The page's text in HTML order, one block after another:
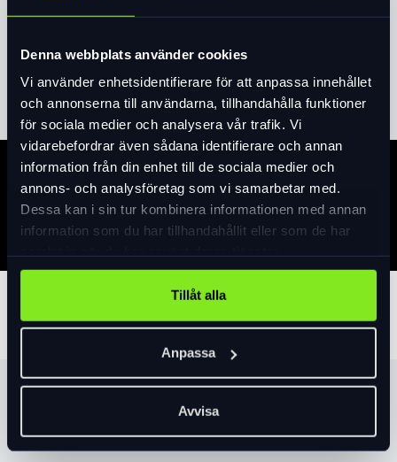
Denna webbplats använder cookies
Vi använder enhetsidentifierare för att anpassa innehållet
och annonserna till användarna, tillhandahålla funktioner
för sociala medier och analysera vår trafik. Vi
vidarebefordrar även sådana identifierare och annan
information från din enhet till de sociala medier och
annons- och analysföretag som vi samarbetar med.
Dessa kan i sin tur kombinera informationen med annan
information som du har tillhandahållit eller som de har
Tillåt alla
Anpassa
Avvisa
Produktinformation
Läs mer expand_more
Specifikation
Tillbehör
Produktrekommendationer